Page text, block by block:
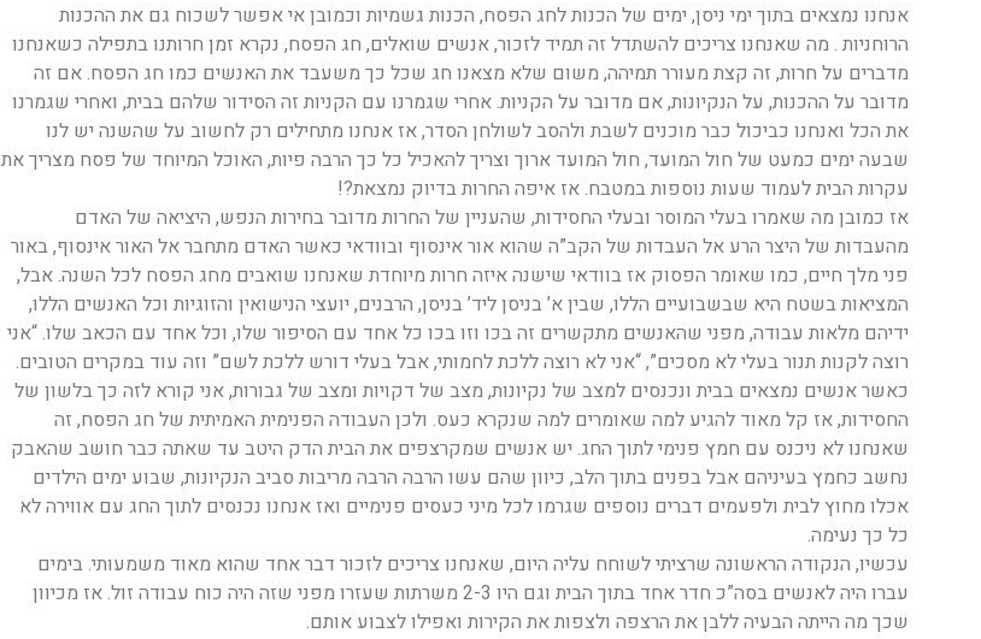
אנחנו נמצאים בתוך ימי ניסן, ימים של הכנות לחג הפסח, הכנות גשמיות וכמובן אי אפשר לשכוח גם את ההכנות
הרוחניות . מה שאנחנו צריכים להשתדל זה תמיד לזכור, אנשים שואלים, חג הפסח, נקרא זמן חרותנו בתפילה כשאנחנו
מדברים על חרות, זה קצת מעורר תמיהה, משום שלא מצאנו חג שכל כך משעבד את האנשים כמו חג הפסח. אם זה
מדובר על ההכנות, על הנקיונות, אם מדובר על הקניות. אחרי שגמרנו עם הקניות זה הסידור שלהם בבית, ואחרי שגמרנו
את הכל ואנחנו כביכול כבר מוכנים לשבת ולהסב לשולחן הסדר, אז אנחנו מתחילים רק לחשוב על שהשנה יש לנו
שבעה ימים כמעט של חול המועד, חול המועד ארוך וצריך להאכיל כל כך הרבה פיות, האוכל המיוחד של פסח מצריך את
עקרות הבית לעמוד שעות נוספות במטבח. אז איפה החרות בדיוק נמצאת?!
אז כמובן מה שאמרו בעלי המוסר ובעלי החסידות, שהעניין של החרות מדובר בחירות הנפש, היציאה של האדם
מהעבדות של היצר הרע אל העבדות של הקב”ה שהוא אור אינסוף ובוודאי כאשר האדם מתחבר אל האור אינסוף, באור
פני מלך חיים, כמו שאומר הפסוק אז בוודאי שישנה איזה חרות מיוחדת שאנחנו שואבים מחג הפסח לכל השנה. אבל,
המציאות בשטח היא שבשבועיים הללו, שבין א’ בניסן ליד’ בניסן, הרבנים, יועצי הנישואין והזוגיות וכל האנשים הללו,
ידיהם מלאות עבודה, מפני שהאנשים מתקשרים זה בכו וזו בכו כל אחד עם הסיפור שלו, וכל אחד עם הכאב שלו. “אני
רוצה לקנות תנור בעלי לא מסכים”, “אני לא רוצה ללכת לחמותי, אבל בעלי דורש ללכת לשם” וזה עוד במקרים הטובים.
כאשר אנשים נמצאים בבית ונכנסים למצב של נקיונות, מצב של דקויות ומצב של גבורות, אני קורא לזה כך בלשון של
החסידות, אז קל מאוד להגיע למה שאומרים למה שנקרא כעס. ולכן העבודה הפנימית האמיתית של חג הפסח, זה
שאנחנו לא ניכנס עם חמץ פנימי לתוך החג. יש אנשים שמקרצפים את הבית הדק היטב עד שאתה כבר חושב שהאבק
נחשב כחמץ בעיניהם אבל בפנים בתוך הלב, כיוון שהם עשו הרבה הרבה מריבות סביב הנקיונות, שבוע ימים הילדים
אכלו מחוץ לבית ולפעמים דברים נוספים שגרמו לכל מיני כעסים פנימיים ואז אנחנו נכנסים לתוך החג עם אווירה לא
כל כך נעימה.
עכשיו, הנקודה הראשונה שרציתי לשוחח עליה היום, שאנחנו צריכים לזכור דבר אחד שהוא מאוד משמעותי. בימים
עברו היה לאנשים בסה”כ חדר אחד בתוך הבית וגם היו 2-3 משרתות שעזרו מפני שזה היה כוח עבודה זול. אז מכיוון
שכך מה הייתה הבעיה ללבן את הרצפה ולצפות את הקירות ואפילו לצבוע אותם.